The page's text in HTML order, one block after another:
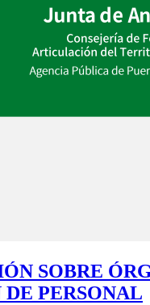
SOBRE
PERSONAL